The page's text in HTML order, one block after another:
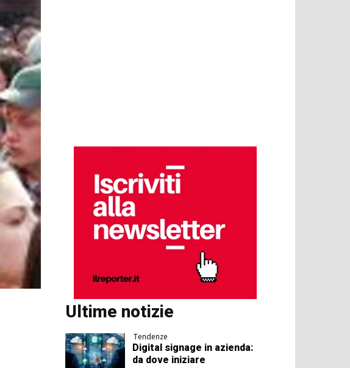
Ultime notizie
Tendenze
Digital signage in azienda:
da dove iniziare